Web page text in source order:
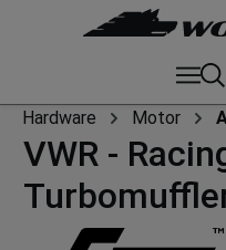
Hardware Motor
VWR -